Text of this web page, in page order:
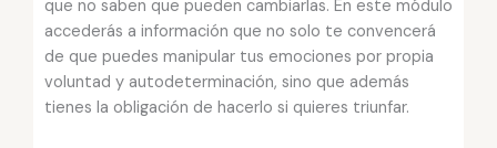
que no saben que pueden cambiarlas. En este módulo
accederás a información que no solo te convencerá
de que puedes manipular tus emociones por propia
voluntad y autodeterminación, sino que además
tienes la obligación de hacerlo si quieres triunfar.